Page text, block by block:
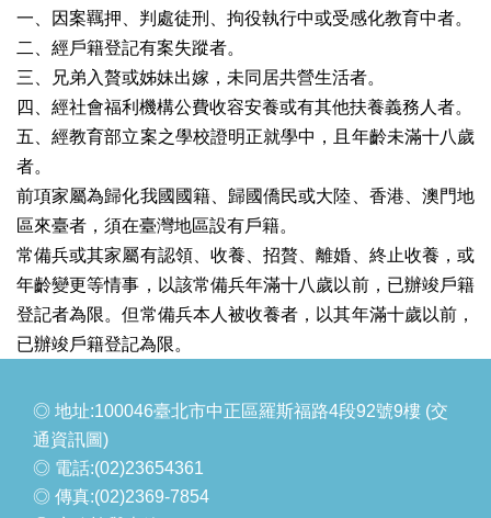
一、因案羈押、判處徒刑、拘役執行中或受感化教育中者。
二、經戶籍登記有案失蹤者。
三、兄弟入贅或姊妹出嫁，未同居共營生活者。
四、經社會福利機構公費收容安養或有其他扶養義務人者。
五、經教育部立案之學校證明正就學中，且年齡未滿十八歲
者。
前項家屬為歸化我國國籍、歸國僑民或大陸、香港、澳門地
區來臺者，須在臺灣地區設有戶籍。
常備兵或其家屬有認領、收養、招贅、離婚、終止收養，或
年齡變更等情事，以該常備兵年滿十八歲以前，已辦竣戶籍
登記者為限。但常備兵本人被收養者，以其年滿十歲以前，
已辦竣戶籍登記為限。
◎ 地址:100046臺北市中正區羅斯福路4段92號9樓 (交
通資訊圖)
◎ 電話:(02)23654361
◎ 傳真:(02)2369-7854